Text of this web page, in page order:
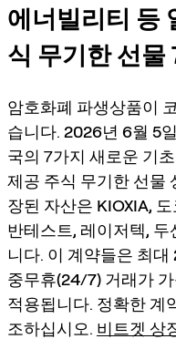
에너빌리티 등
식 무기한 선물
암호화폐 파생상품이
습니다. 2026년 6월 5
국의 7가지 새로운 기
제공 주식 무기한 선물
장된 자산은 KIOXIA,
반테스트, 레이저텍,
니다. 이 계약들은 최대
중무휴(24/7) 거래가
적용됩니다. 정확한 계
조하십시오. 비트겟 상